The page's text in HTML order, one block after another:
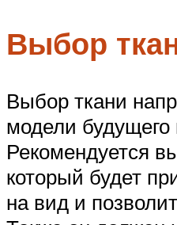
Выбор
Выбор ткани
модели будущего
Рекомендуется
который будет
на вид и